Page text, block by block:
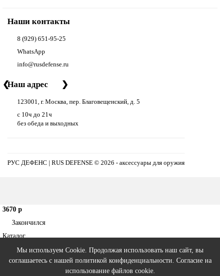
Наши контакты
8 (929) 651-95-25
WhatsApp
info@rusdefense.ru
❮Наш адрес ❯
123001, г. Москва, пер. Благовещенский, д. 5
с 10ч до 21ч
без обеда и выходных
РУС ДЕФЕНС | RUS DEFENSE © 2026 - аксессуары для оружия
Мы используем Cookie. Продолжая использовать наш сайт, вы
соглашаетесь с нашей политикой конфиденциальности. Согласие на
использование файлов cookie.
3670 р
Закончился
Каталог
Поиск